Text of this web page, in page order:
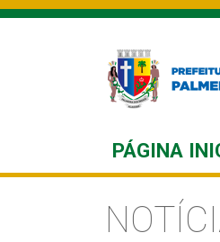
PÁGINA